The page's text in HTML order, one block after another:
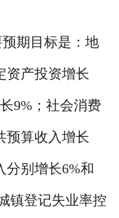
期目标是：地
资产投资增长
9%；社会消费
预算收入增长
分别增长6%和
镇登记失业率控